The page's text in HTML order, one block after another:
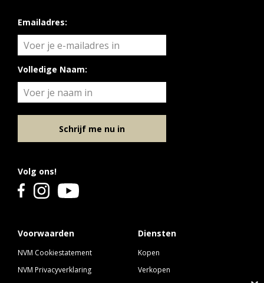
Voorwaarden
NVM Cookiestatement
NVM Privacyverklaring
Diensten
Kopen
Verkopen
Volg ons!
Emailadres:
Volledige Naam:
Schrijf me nu in